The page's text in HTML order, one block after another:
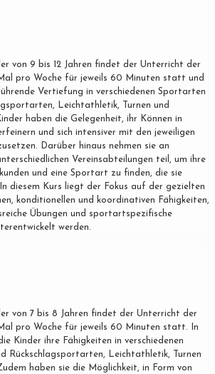
von 9 bis 12 Jahren findet der Unterricht der
pro Woche für jeweils 60 Minuten statt und
Vertiefung in verschiedenen Sportarten
Leichtathletik, Turnen und
haben die Gelegenheit, ihr Können in
und sich intensiver mit den jeweiligen
Darüber hinaus nehmen sie an
Vereinsabteilungen teil, um ihre
und eine Sportart zu finden, die sie
diesem Kurs liegt der Fokus auf der gezielten
konditionellen und koordinativen Fähigkeiten,
Übungen und sportartspezifische
werden.
von 7 bis 8 Jahren findet der Unterricht der
pro Woche für jeweils 60 Minuten statt. In
Kinder ihre Fähigkeiten in verschiedenen
Rückschlagsportarten, Leichtathletik, Turnen
haben sie die Möglichkeit, in Form von